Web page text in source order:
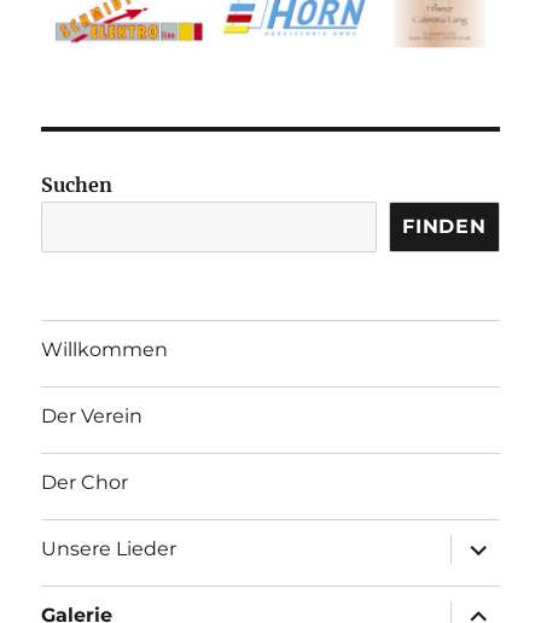
Suchen
FINDEN
Willkommen
Der Verein
Der Chor
Unsere Lieder
Galerie